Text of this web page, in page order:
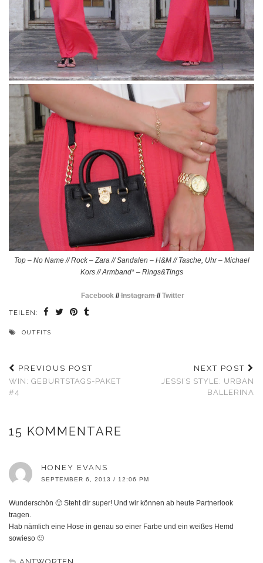
Top – No Name // Rock – Zara // Sandalen – H&M // Tasche, Uhr – Michael
Kors // Armband* – Rings&Tings
Facebook//Instagram//Twitter
TEILEN:
OUTFITS
PREVIOUS POST
WIN: GEBURTSTAGS-PAKET
#4
NEXT POST
JESSI’S STYLE: URBAN
BALLERINA
15 KOMMENTARE
HONEY EVANS
SEPTEMBER 6, 2013 / 12:06 PM
Wunderschön 🙂 Steht dir super! Und wir können ab heute Partnerlook
tragen.
Hab nämlich eine Hose in genau so einer Farbe und ein weißes Hemd
sowieso 🙂